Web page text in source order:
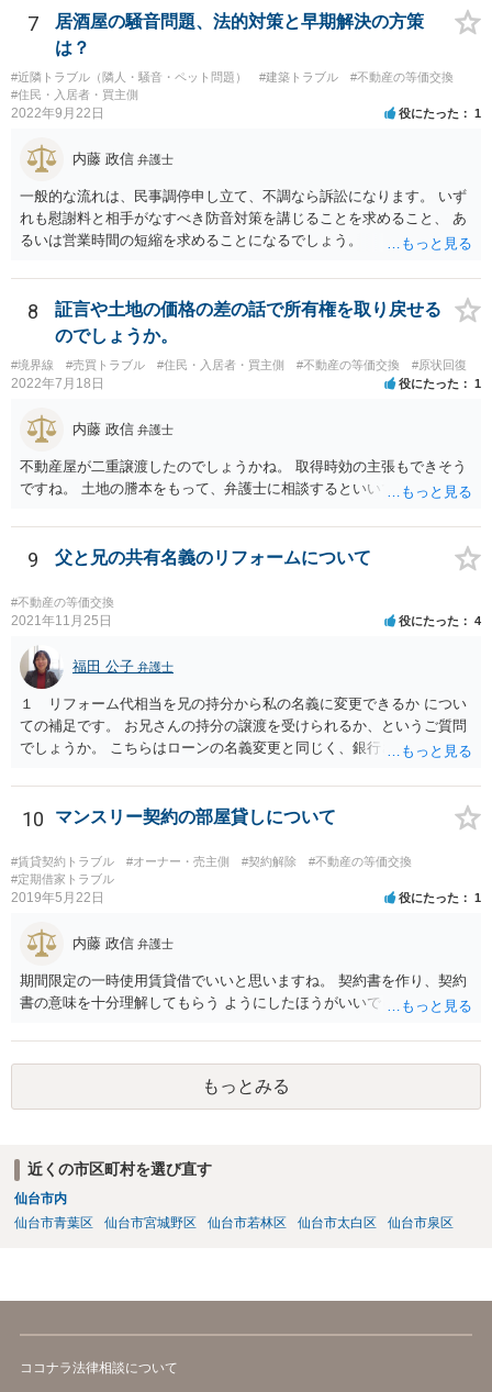
契約が締結されている場合、契約の更新がないことを前提とする一般
定期借地権となっている可能性もあるので、契約内容の確認をしてみ
容とする特約は、借地人に不利な特約として無効とされます。 しか
しながら、存続期間を50年以上とする借地契約を締結するに際し、３
③建物買取請求をしない）を付ける、一般定期借地権を設定するこが
認められています（借地借家法22条）。 【参考】借地借家法 第２２条
（一般定期借地権） 存続期間を５０年以上として借地権を設定する
場合においては、第９条及び第１６条の規定にかかわらず、契約の更
新（更新の請求及び土地の使用の継続によるものを含む。次条第１項
ことができる。この場合においては、その特約は、公正証書による等
書面によってしなければならない。
7
居酒屋の騒音問題、法的対策と早期解決の方策
は？
#近隣トラブル（隣人・騒音・ペット問題） #建築トラブル
#不動産の等価交換
#住民・入居者・買主側
2022年9月22日 役にたった 1
内藤 政信 弁護士
一般的な流れは、民事調停申し立て、不調なら訴訟になります。 いず
れも慰謝料と相手がなすべき防音対策を講じることを求めること、 あ
るいは営業時間の短縮を求めることになるでしょう。
8
証言や土地の価格の差の話で所有権を取り戻せる
のでしょうか。
#境界線 #売買トラブル #住民・入居者・買主側 #不動産の等価交換 #原状回復
2022年7月18日 役にたった 1
内藤 政信 弁護士
不動産屋が二重譲渡したのでしょうかね。 取得時効の主張もできそう
ですね。 土地の謄本をもって、弁護士に相談するといいでしょう。
9 父と兄の共有名義のリフォームについて
#不動産の等価交換
2021年11月25日 役にたった 4
福田 公子 弁護士
１ リフォーム代相当を兄の持分から私の名義に変更できるか につい
ての補足です。 お兄さんの持分の譲渡を受けられるか、というご質問
でしょうか。 こちらはローンの名義変更と同じく、銀行さんの承諾が
さい。
10 マンスリー契約の部屋貸しについて
#賃貸契約トラブル #オーナー・売主側 #契約解除
#不動産の等価交換
#定期借家トラブル
2019年5月22日 役にたった 1
内藤 政信 弁護士
期間限定の一時使用賃貸借でいいと思いますね。 契約書を作り、契約
書の意味を十分理解してもらう ようにしたほうがいいでしょう。
もっとみる
近くの市区町村を選び直す
仙台市内
仙台市青葉区
仙台市宮城野区 仙台市若林区 仙台市太白区 仙台市泉区
ココナラ法律相談について